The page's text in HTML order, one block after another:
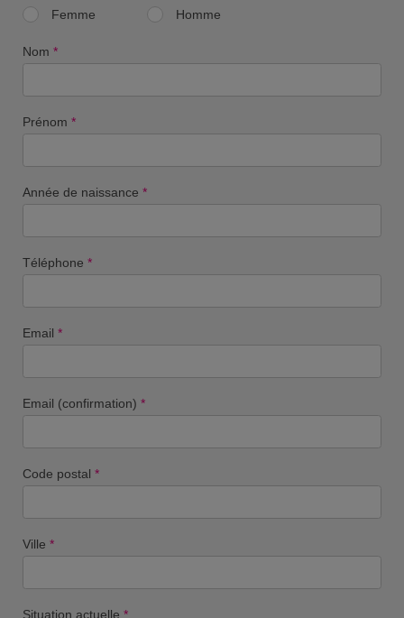
Femme
Homme
Nom *
Prénom *
Année de naissance *
Téléphone *
Email *
Email (confirmation) *
Code postal *
Ville *
Situation actuelle *